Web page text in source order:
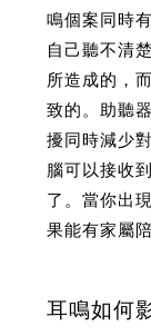
鳴個案同時
自己聽不清
所造成的，
致的。助聽
擾同時減少
腦可以接收
了。當你出
果能有家屬
耳鳴如何